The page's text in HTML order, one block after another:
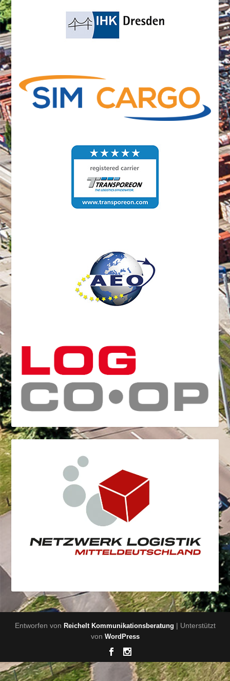
Entworfen von Reichelt Kommunikationsberatung | Unterstützt
von WordPress